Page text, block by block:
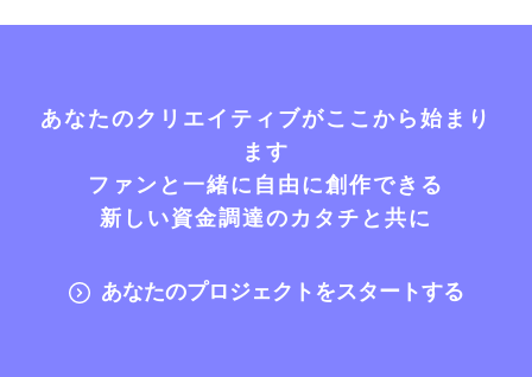
あなたのクリエイティブがここから始まり
ます
ファンと一緒に自由に創作できる
新しい資金調達のカタチと共に
あなたのプロジェクトをスタートする